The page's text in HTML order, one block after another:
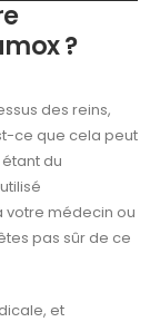
?
des reins,
ce que cela peut
du
médecin ou
pas sûr de ce
et